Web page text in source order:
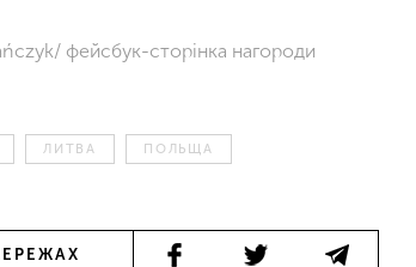
фейсбук-сторінка нагороди
ЛИТВА ПОЛЬЩА